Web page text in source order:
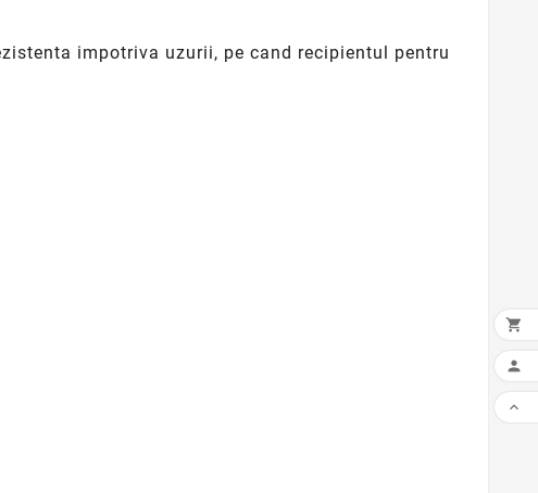
impotriva uzurii, pe cand recipientul pentru


